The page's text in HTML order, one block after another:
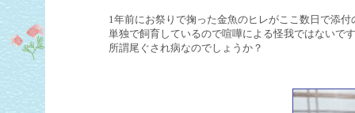
1年前にお祭りで掬った金魚のヒレがここ数日で添
単独で飼育しているので喧嘩による怪我ではないで
所謂尾ぐされ病なのでしょうか？